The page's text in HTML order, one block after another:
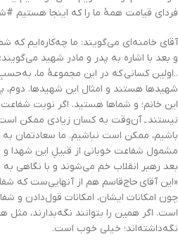
فردای قیامت همۀ ما را که اینجا هستیم
آقای خامنه‌ای می‌گویند: ما چه‌کاره‌ایم که
و بعد با اشاره به پدر و مادر شهید می‌گویند:
..اولین کسانی‌ که در این مجموعۀ ما،
شهیدها هستند و امثال این شهیدها. دوم،
این خانم؛ و شماها هستید. اگر نوبت
نیستند ـ آ‌ن‌وقت به کسان زیادی ممکن
باشیم، ممکن است نباشیم. ما سعادتمان
مشمول شفاعت خوبانی از قبیلِ این شهدا و
بعد رهبر انقلاب خم می‌شوند و با نگاهی
«این آقای حاج‌قاسم هم از آنهایی‌ست که
چون امکانات ایشان، امکانات قول‌دادن و
است. اگر همین را بتوانند نگه‌بدارند، مثل
نگه‌داشته‌اند؛ خیلی خوب است.